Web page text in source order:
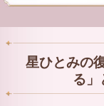
星ひとみの
る」